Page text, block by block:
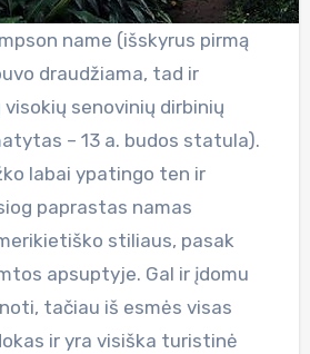
name (išskyrus pirmą
draudžiama, tad ir
visokių senovinių dirbinių
– 13 a. budos statula).
labai ypatingo ten ir
paprastas namas
stiliaus, pasak
apsuptyje. Gal ir įdomu
tačiau iš esmės visas
ir yra visiška turistinė